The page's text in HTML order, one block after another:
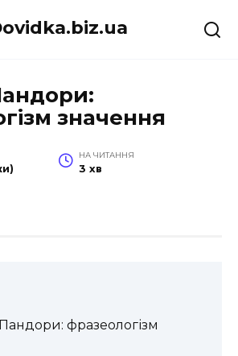
значення
НА ЧИТАННЯ
3 хв
фразеологізм